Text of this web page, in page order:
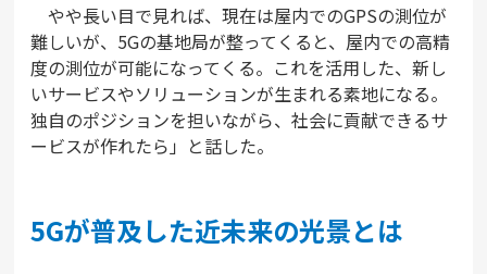
やや長い目で見れば、現在は屋内でのGPSの測位が
難しいが、5Gの基地局が整ってくると、屋内での高精
度の測位が可能になってくる。これを活用した、新し
いサービスやソリューションが生まれる素地になる。
独自のポジションを担いながら、社会に貢献できるサ
ービスが作れたら」と話した。
5Gが普及した近未来の光景とは